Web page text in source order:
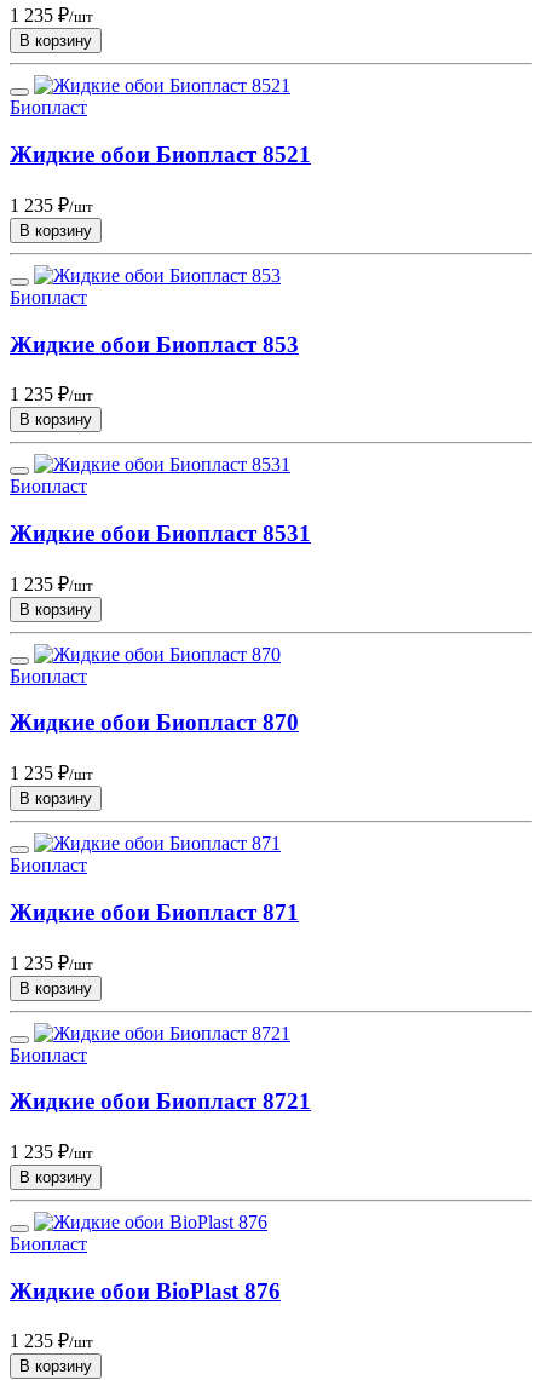
1 235 ₽/шт
В корзину
Биопласт
Жидкие обои Биопласт 8521
1 235 ₽/шт
В корзину
Биопласт
Жидкие обои Биопласт 853
1 235 ₽/шт
В корзину
Биопласт
Жидкие обои Биопласт 8531
1 235 ₽/шт
В корзину
Биопласт
Жидкие обои Биопласт 870
1 235 ₽/шт
В корзину
Биопласт
Жидкие обои Биопласт 871
1 235 ₽/шт
В корзину
Биопласт
Жидкие обои Биопласт 8721
1 235 ₽/шт
В корзину
Биопласт
Жидкие обои BioPlast 876
1 235 ₽/шт
В корзину